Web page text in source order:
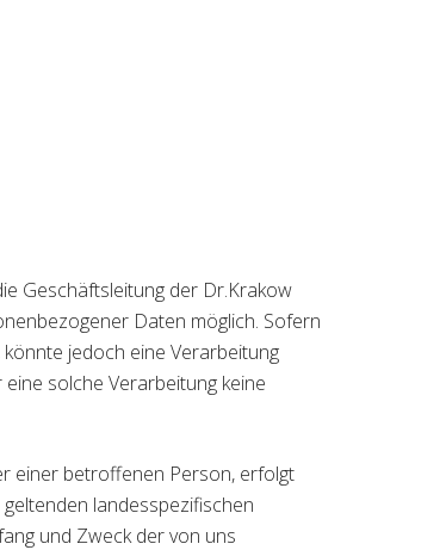
Geschäftsleitung der Dr.Krakow
Daten möglich. Sofern
jedoch eine Verarbeitung
solche Verarbeitung keine
einer betroffenen Person, erfolgt
landesspezifischen
und Zweck der von uns